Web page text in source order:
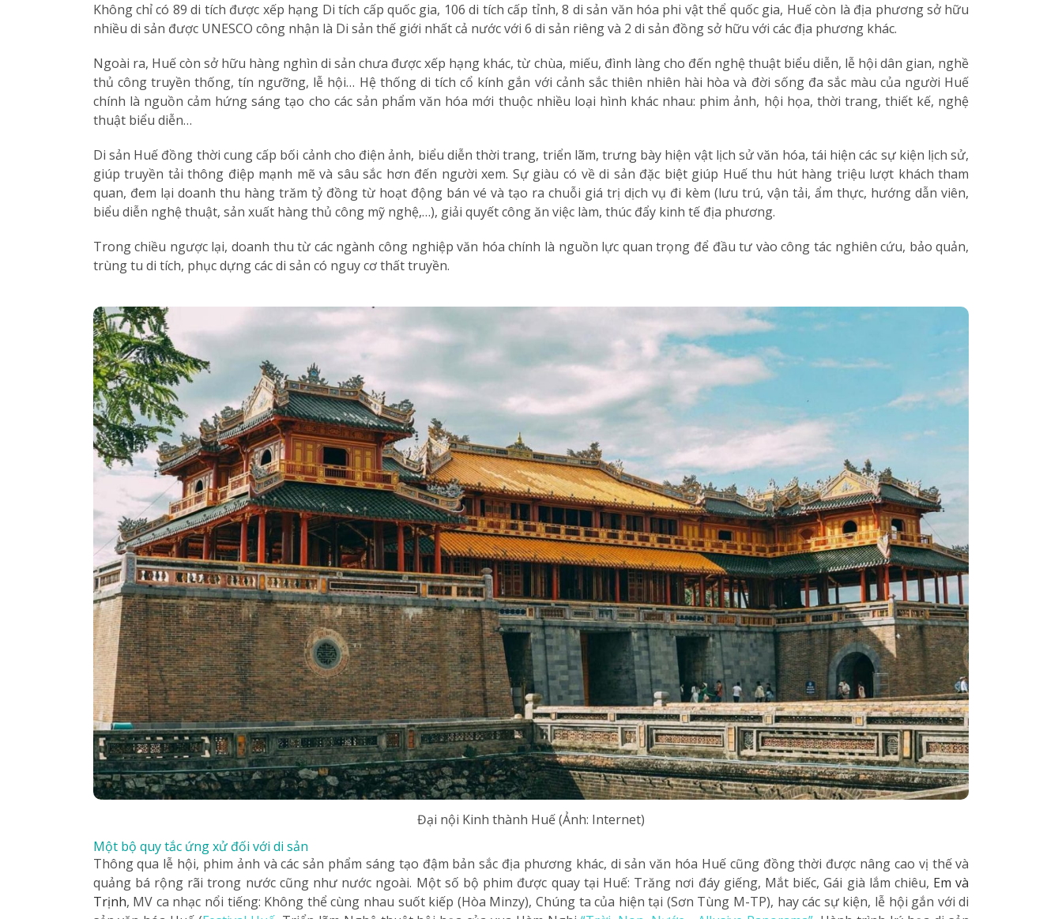
Không chỉ có 89 di tích được xếp hạng Di tích cấp quốc gia, 106 di tích cấp tỉnh, 8 di sản văn hóa phi vật thể quốc gia, Huế còn là địa phương sở hữu
nhiều di sản được UNESCO công nhận là Di sản thế giới nhất cả nước với 6 di sản riêng và 2 di sản đồng sở hữu với các địa phương khác.
Ngoài ra, Huế còn sở hữu hàng nghìn di sản chưa được xếp hạng khác, từ chùa, miếu, đình làng cho đến nghệ thuật biểu diễn, lễ hội dân gian, nghề
thủ công truyền thống, tín ngưỡng, lễ hội… Hệ thống di tích cổ kính gắn với cảnh sắc thiên nhiên hài hòa và đời sống đa sắc màu của người Huế
chính là nguồn cảm hứng sáng tạo cho các sản phẩm văn hóa mới thuộc nhiều loại hình khác nhau: phim ảnh, hội họa, thời trang, thiết kế, nghệ
thuật biểu diễn…
Di sản Huế đồng thời cung cấp bối cảnh cho điện ảnh, biểu diễn thời trang, triển lãm, trưng bày hiện vật lịch sử văn hóa, tái hiện các sự kiện lịch sử,
giúp truyền tải thông điệp mạnh mẽ và sâu sắc hơn đến người xem. Sự giàu có về di sản đặc biệt giúp Huế thu hút hàng triệu lượt khách tham
quan, đem lại doanh thu hàng trăm tỷ đồng từ hoạt động bán vé và tạo ra chuỗi giá trị dịch vụ đi kèm (lưu trú, vận tải, ẩm thực, hướng dẫn viên,
biểu diễn nghệ thuật, sản xuất hàng thủ công mỹ nghệ,…), giải quyết công ăn việc làm, thúc đẩy kinh tế địa phương.
Trong chiều ngược lại, doanh thu từ các ngành công nghiệp văn hóa chính là nguồn lực quan trọng để đầu tư vào công tác nghiên cứu, bảo quản,
trùng tu di tích, phục dựng các di sản có nguy cơ thất truyền.
Đại nội Kinh thành Huế (Ảnh: Internet)
Một bộ quy tắc ứng xử đối với di sản
Thông qua lễ hội, phim ảnh và các sản phẩm sáng tạo đậm bản sắc địa phương khác, di sản văn hóa Huế cũng đồng thời được nâng cao vị thế và
quảng bá rộng rãi trong nước cũng như nước ngoài. Một số bộ phim được quay tại Huế: Trăng nơi đáy giếng, Mắt biếc, Gái già lắm chiêu, Em và
Trịnh, MV ca nhạc nổi tiếng: Không thể cùng nhau suốt kiếp (Hòa Minzy), Chúng ta của hiện tại (Sơn Tùng M-TP), hay các sự kiện, lễ hội gắn với di